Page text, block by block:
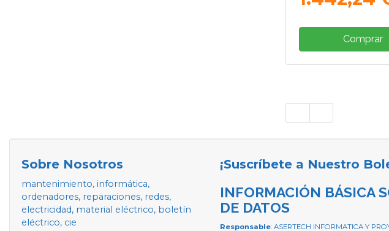
Comprar
Sobre Nosotros
mantenimiento, informática,
ordenadores, reparaciones, redes,
electricidad, material eléctrico, boletín
eléctrico, cie
¡Suscríbete a Nuestro
INFORMACIÓN BÁSICA
DE DATOS
Responsable: ASERTECH INFORMATICA Y